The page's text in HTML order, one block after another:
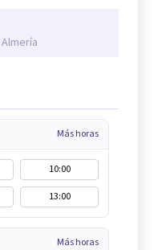
Más horas
10:00
13:00
Más horas